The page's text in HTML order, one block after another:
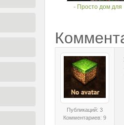
- Просто дом для
Публикаций: 3
Комментариев: 9